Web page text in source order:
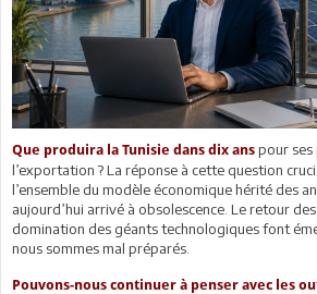
Que produira la Tunisie dans dix ans pour ses
l’exportation ? La réponse à cette question
l’ensemble du modèle économique hérité des
aujourd’hui arrivé à obsolescence. Le retour
domination des géants technologiques font
nous sommes mal préparés.
Pouvons-nous continuer à penser avec les